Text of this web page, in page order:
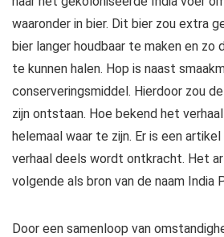
waaronder in bier. Dit bier zou extra
bier langer houdbaar te maken en zo
te kunnen halen. Hop is naast
conserveringsmiddel. Hierdoor zou
zijn ontstaan. Hoe bekend het
helemaal waar te zijn. Er is een
verhaal deels wordt ontkracht. Het
volgende als bron van de naam India
Door een samenloop van